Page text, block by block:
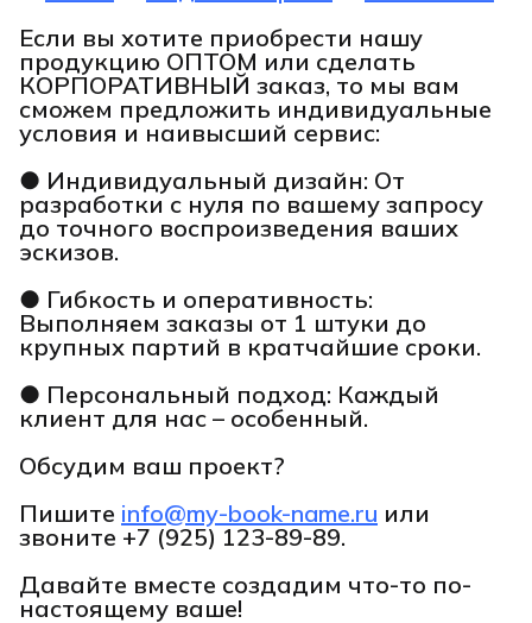
Если вы хотите приобрести нашу
продукцию ОПТОМ или сделать
КОРПОРАТИВНЫЙ заказ, то мы вам
сможем предложить индивидуальные
условия и наивысший сервис:
● Индивидуальный дизайн: От
разработки с нуля по вашему запросу
до точного воспроизведения ваших
эскизов.
● Гибкость и оперативность:
Выполняем заказы от 1 штуки до
крупных партий в кратчайшие сроки.
● Персональный подход: Каждый
клиент для нас – особенный.
Обсудим ваш проект?
Пишите info@my-book-name.ru или
звоните +7 (925) 123-89-89.
Давайте вместе создадим что-то по-
настоящему ваше!